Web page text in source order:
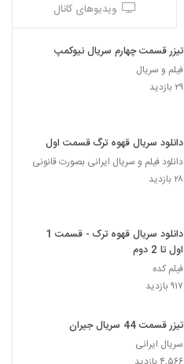
ویدیوهای کانال
تیزر قسمت چهارم سریال نیوکمپ
فیلم و سریال
۲۹ بازدید
دانلود سریال قهوه ترگ قسمت اول
دانلود فیلم و سریال ایرانی بصورت قانونی
۲۸ بازدید
دانلود سریال قهوه ترک - قسمت 1
اول تا 2 دوم
فیلم کده
۹۱۷ بازدید
تیزر قسمت 44 سریال جیران
سریال ایرانی